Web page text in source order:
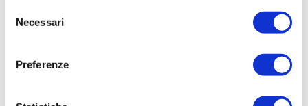
delNecessari
Preferenze
Überwachung der Radongaskonzentration
und gleichzeitig
einen rechtzeitigen Ausgleich der täglichen und
vollautomatisch ermöglicht.